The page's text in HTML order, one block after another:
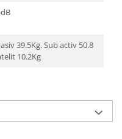
39.5Kg. Sub activ 50.8
10.2Kg